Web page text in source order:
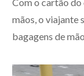
mãos, o viajante
bagagens de